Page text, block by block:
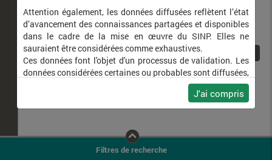
Filtres de recherche
Attention également, les données diffusées reflètent l’état
d’avancement des connaissances partagées et disponibles
dans le cadre de la mise en œuvre du SINP. Elles ne
sauraient être considérées comme exhaustives.
Ces données font l'objet d'un processus de validation. Les
données considérées certaines ou probables sont diffusées,
ainsi que celles pour lesquelles la méthode n'est pas
J'ai compris